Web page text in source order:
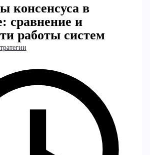
консенсуса в
сравнение и
работы систем